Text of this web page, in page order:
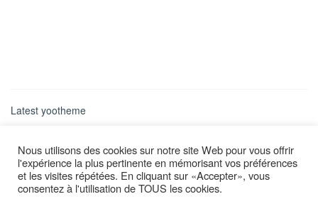
Latest yootheme
Nous utilisons des cookies sur notre site Web pour vous offrir
l'expérience la plus pertinente en mémorisant vos préférences
et les visites répétées. En cliquant sur «Accepter», vous
consentez à l'utilisation de TOUS les cookies.